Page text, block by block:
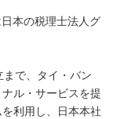
本の税理士法人グ
で、タイ・バン
ル・サービスを提
利用し、日本本社